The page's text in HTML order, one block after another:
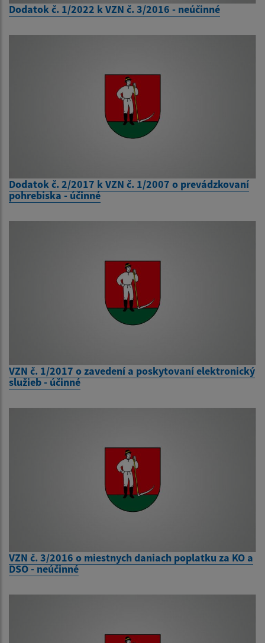
Dodatok č. 1/2022 k VZN č. 3/2016 - neúčinné
Dodatok č. 2/2017 k VZN č. 1/2007 o prevádzkovaní
pohrebiska - účinné
VZN č. 1/2017 o zavedení a poskytovaní elektronický
služieb - účinné
VZN č. 3/2016 o miestnych daniach poplatku za KO a
DSO - neúčinné